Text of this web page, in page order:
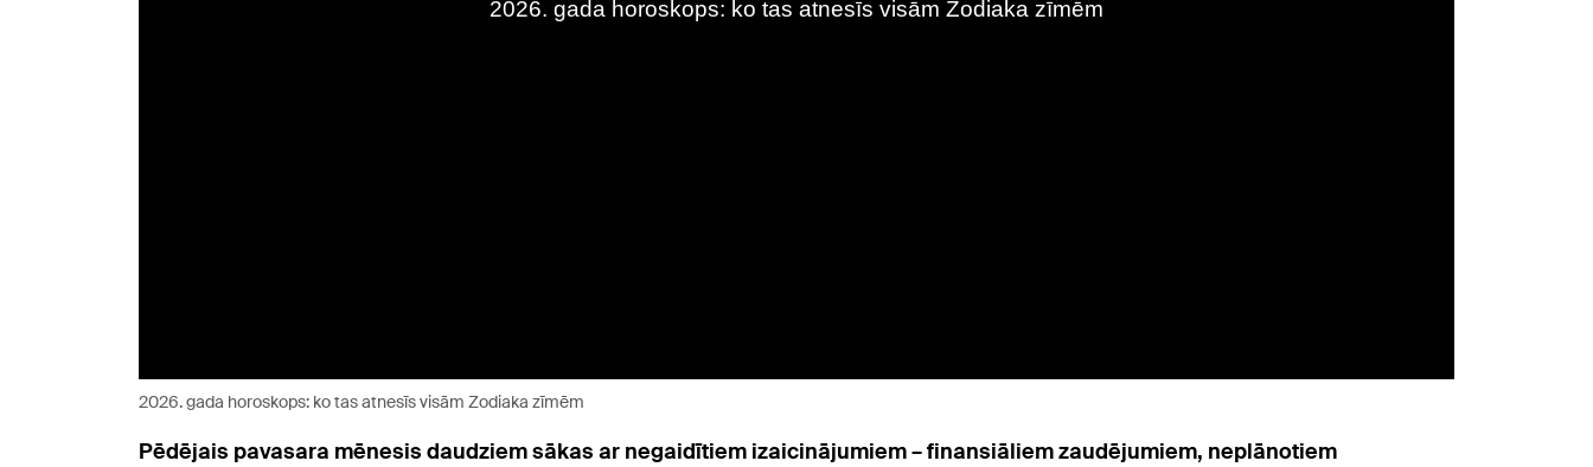
2026. gada horoskops: ko tas atnesīs visām Zodiaka zīmēm
Pēdējais pavasara mēnesis daudziem sākas ar negaidītiem izaicinājumiem – finansiāliem zaudējumiem, neplānotiem